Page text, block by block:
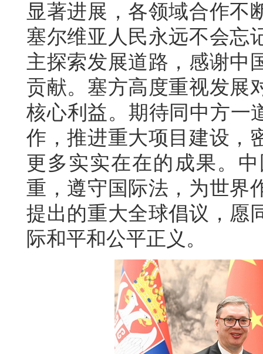
显著进展，各领域合作不
塞尔维亚人民永远不会忘
主探索发展道路，感谢中
贡献。塞方高度重视发展
核心利益。期待同中方一
作，推进重大项目建设，
更多实实在在的成果。
重，遵守国际法，为世界
提出的重大全球倡议，愿
际和平和公平正义。